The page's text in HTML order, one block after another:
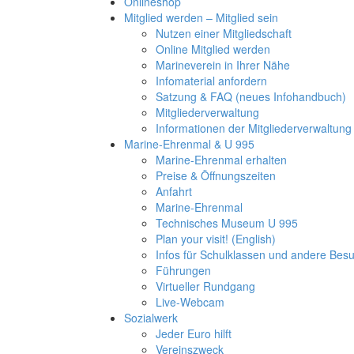
Mitglied werden – Mitglied sein
Nutzen einer Mitgliedschaft
Online Mitglied werden
Marineverein in Ihrer Nähe
Infomaterial anfordern
Satzung & FAQ (neues Infohandbuch)
Mitgliederverwaltung
Informationen der Mitgliederverwaltung
Marine-Ehrenmal & U 995
Marine-Ehrenmal erhalten
Preise & Öffnungszeiten
Anfahrt
Marine-Ehrenmal
Technisches Museum U 995
Plan your visit! (English)
Infos für Schulklassen und andere
Führungen
Virtueller Rundgang
Live-Webcam
Sozialwerk
Jeder Euro hilft
Vereinszweck